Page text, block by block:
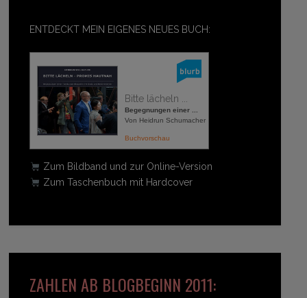
ENTDECKT MEIN EIGENES NEUES BUCH:
Bitte lächeln ...
Begegnungen einer ...
Von Heidrun Schumacher
Buchvorschau
Zum Bildband und zur Online-Version
Zum Taschenbuch mit Hardcover
ZAHLEN AB BLOGBEGINN 2011: